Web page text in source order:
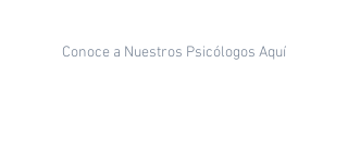
Conoce a Nuestros Psicólogos Aquí